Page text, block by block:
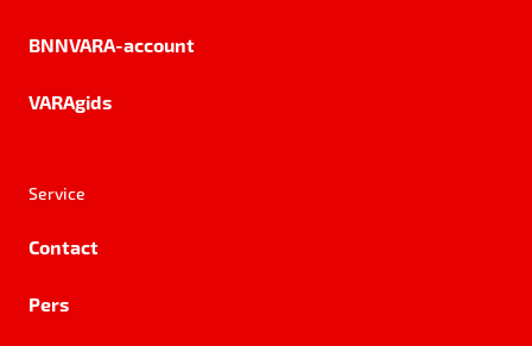
BNNVARA-account
VARAgids
Service
Contact
Pers